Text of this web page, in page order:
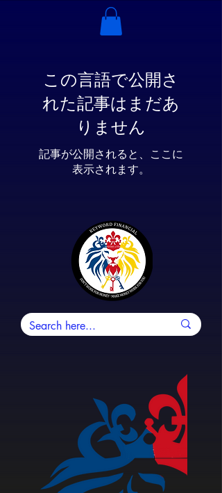
この言語で公開さ
れた記事はまだあ
りません
記事が公開されると、ここに
表示されます。